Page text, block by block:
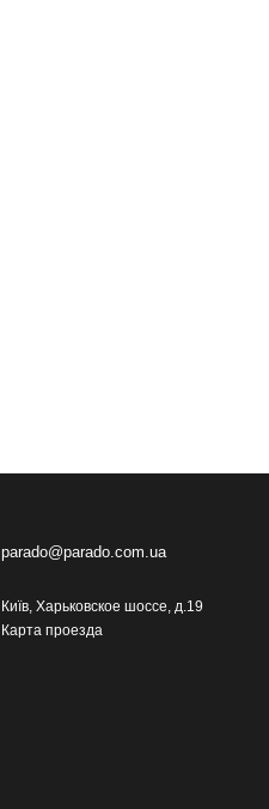
parado@parado.com.ua
Київ, Харьковское шоссе, д.19
Карта проезда